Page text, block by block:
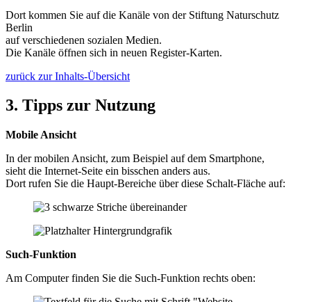
Dort kommen Sie auf die Kanäle von der Stiftung Naturschutz
Berlin
auf verschiedenen sozialen Medien.
Die Kanäle öffnen sich in neuen Register-Karten.
zurück zur Inhalts-Übersicht
3. Tipps zur Nutzung
Mobile Ansicht
In der mobilen Ansicht, zum Beispiel auf dem Smartphone,
sieht die Internet-Seite ein bisschen anders aus.
Dort rufen Sie die Haupt-Bereiche über diese Schalt-Fläche auf:
Such-Funktion
Am Computer finden Sie die Such-Funktion rechts oben: